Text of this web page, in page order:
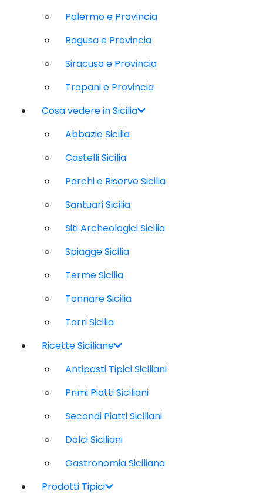
Palermo e Provincia
Ragusa e Provincia
Siracusa e Provincia
Trapani e Provincia
Cosa vedere in Sicilia
Abbazie Sicilia
Castelli Sicilia
Parchi e Riserve Sicilia
Santuari Sicilia
Siti Archeologici Sicilia
Spiagge Sicilia
Terme Sicilia
Tonnare Sicilia
Torri Sicilia
Ricette Siciliane
Antipasti Tipici Siciliani
Primi Piatti Siciliani
Secondi Piatti Siciliani
Dolci Siciliani
Gastronomia Siciliana
Prodotti Tipici